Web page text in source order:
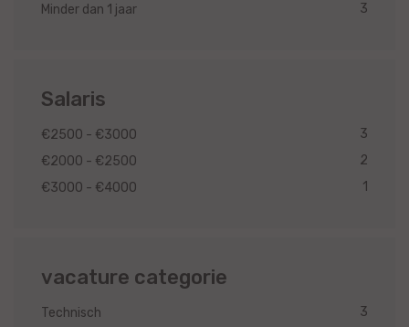
Minder dan 1 jaar
3
Salaris
€2500 - €3000
3
€2000 - €2500
2
€3000 - €4000
1
vacature categorie
Technisch 3